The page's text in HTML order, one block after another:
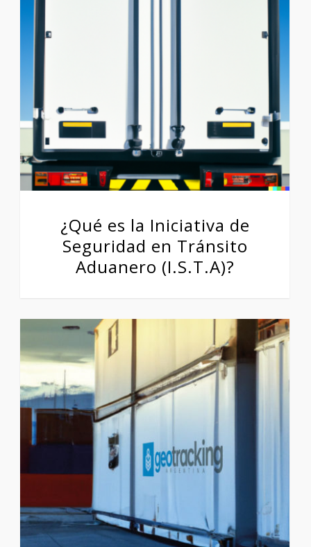
¿Qué es la Iniciativa de
Seguridad en Tránsito
Aduanero (I.S.T.A)?